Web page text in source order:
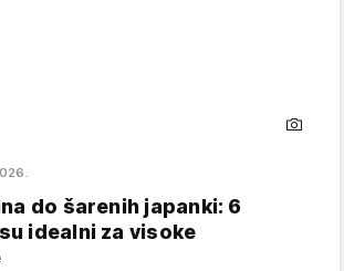
do šarenih japanki: 6
idealni za visoke